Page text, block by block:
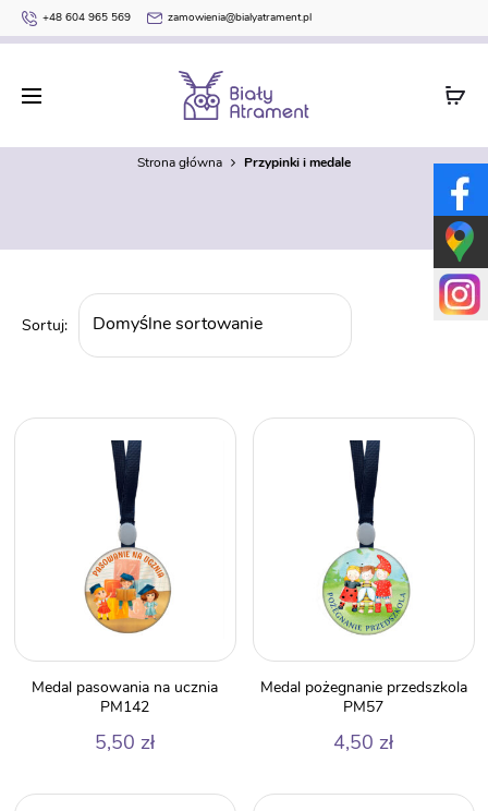
+48 604 965 569 zamowienia@bialyatrament.pl
Przypinki i medale
Strona główna Przypinki i medale
Medal pasowania na ucznia
PM142
5,50 zł
Medal pożegnanie przedszkola
PM57
4,50 zł